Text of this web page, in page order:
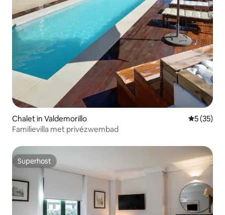
Chalet in Valdemorillo
5 (35)
Familievilla met privézwembad
Superhost
Superhost